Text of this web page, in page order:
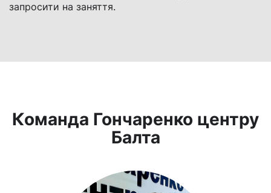
запросити на заняття.
Команда Гончаренко центру
Балта